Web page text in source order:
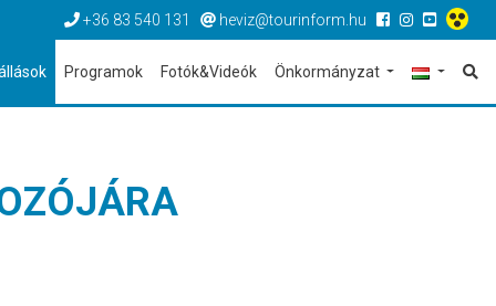
+36 83 540 131 heviz@tourinform.hu
Programok Fotók&Videók Önkormányzat